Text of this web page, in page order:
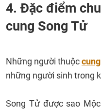
4. Đặc điểm
cung Song Tử
Những người thuộc
những người sinh trong
Song Tử được sao